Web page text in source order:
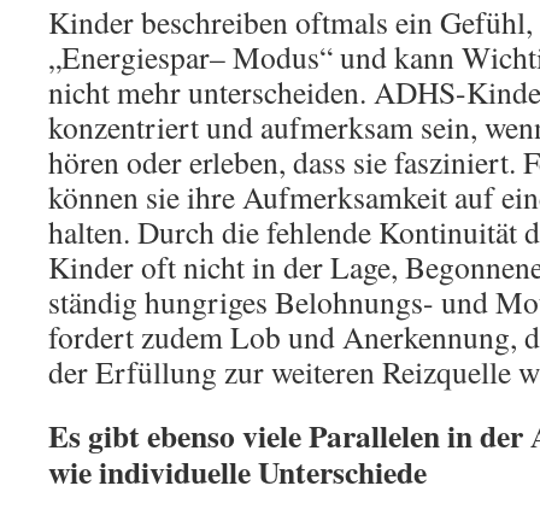
Kinder beschreiben oftmals ein
„Energiespar– Modus“ und kann
nicht mehr unterscheiden. ADHS-
konzentriert und aufmerksam sein,
hören oder erleben, dass sie fasziniert.
können sie ihre Aufmerksamkeit auf
halten. Durch die fehlende Kontinuität
Kinder oft nicht in der Lage,
ständig hungriges Belohnungs- und
fordert zudem Lob und Anerkennung,
der Erfüllung zur weiteren Reizquelle
Es gibt ebenso viele Parallelen in
wie individuelle Unterschiede